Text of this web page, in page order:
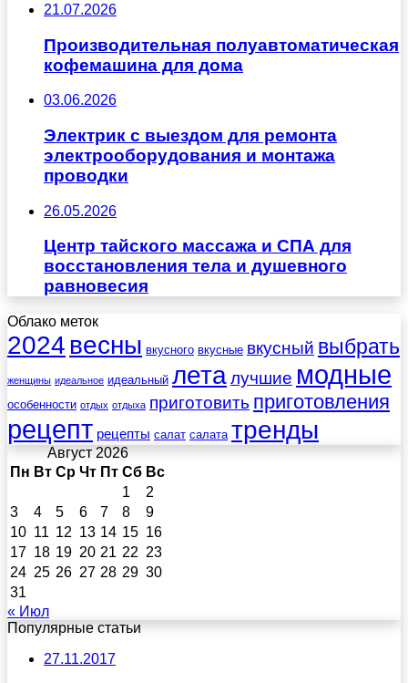
21.07.2026
Производительная полуавтоматическая
кофемашина для дома
03.06.2026
Электрик с выездом для ремонта
электрооборудования и монтажа
проводки
26.05.2026
Центр тайского массажа и СПА для
восстановления тела и душевного
равновесия
Облако меток
2024 весны вкусного вкусные вкусный выбрать
женщины идеальное идеальный леталучшие модные
особенности отдых отдыха приготовить приготовления
рецепт рецепты салат салата тренды
Август 2026
Пн Вт Ср Чт Пт Сб Вс
1
2
3
4 5 6 7 8
9
10 11 12 13 14 15 16
17 18 19 20 21 22 23
24 25 26 27 28 29 30
31
« Июл
Популярные статьи
27.11.2017